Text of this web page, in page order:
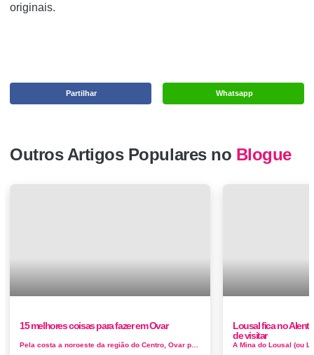
originais.
Whatsapp
Partilhar
Outros Artigos Populares no Blogue
15 melhores coisas para fazer em Ovar
Lousal fica no
de visitar